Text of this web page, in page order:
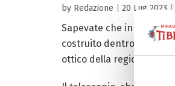
by Redazione 20 Lug 2023 |
Sapevate che in Cina si
costruito dentro il «Tibet
ottico della regione e